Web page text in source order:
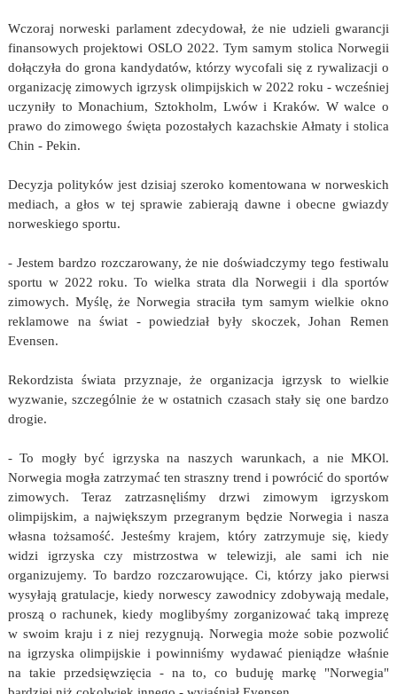
Wczoraj norweski parlament zdecydował, że nie udzieli gwarancji
finansowych projektowi OSLO 2022. Tym samym stolica Norwegii
dołączyła do grona kandydatów, którzy wycofali się z rywalizacji o
organizację zimowych igrzysk olimpijskich w 2022 roku - wcześniej
uczyniły to Monachium, Sztokholm, Lwów i Kraków. W walce o
prawo do zimowego święta pozostałych kazachskie Ałmaty i stolica
Chin - Pekin.
Decyzja polityków jest dzisiaj szeroko komentowana w norweskich
mediach, a głos w tej sprawie zabierają dawne i obecne gwiazdy
norweskiego sportu.
- Jestem bardzo rozczarowany, że nie doświadczymy tego festiwalu
sportu w 2022 roku. To wielka strata dla Norwegii i dla sportów
zimowych. Myślę, że Norwegia straciła tym samym wielkie okno
reklamowe na świat - powiedział były skoczek, Johan Remen
Evensen.
Rekordzista świata przyznaje, że organizacja igrzysk to wielkie
wyzwanie, szczególnie że w ostatnich czasach stały się one bardzo
drogie.
- To mogły być igrzyska na naszych warunkach, a nie MKOl.
Norwegia mogła zatrzymać ten straszny trend i powrócić do sportów
zimowych. Teraz zatrzasnęliśmy drzwi zimowym igrzyskom
olimpijskim, a największym przegranym będzie Norwegia i nasza
własna tożsamość. Jesteśmy krajem, który zatrzymuje się, kiedy
widzi igrzyska czy mistrzostwa w telewizji, ale sami ich nie
organizujemy. To bardzo rozczarowujące. Ci, którzy jako pierwsi
wysyłają gratulacje, kiedy norwescy zawodnicy zdobywają medale,
proszą o rachunek, kiedy moglibyśmy zorganizować taką imprezę
w swoim kraju i z niej rezygnują. Norwegia może sobie pozwolić
na igrzyska olimpijskie i powinniśmy wydawać pieniądze właśnie
na takie przedsięwzięcia - na to, co buduję markę "Norwegia"